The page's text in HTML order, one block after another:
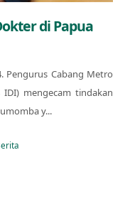
di Papua
Pengurus Cabang Metro
mengecam tindakan
y...